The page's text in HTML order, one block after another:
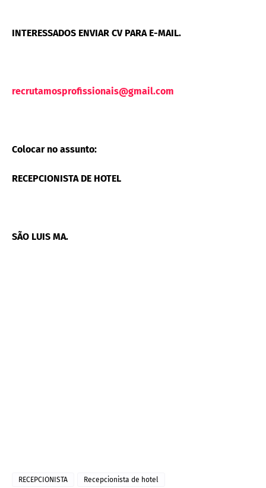
INTERESSADOS ENVIAR CV PARA E-MAIL.
recrutamosprofissionais@gmail.com
Colocar no assunto:
RECEPCIONISTA DE HOTEL
SÃO LUIS MA.
RECEPCIONISTA Recepcionista de hotel